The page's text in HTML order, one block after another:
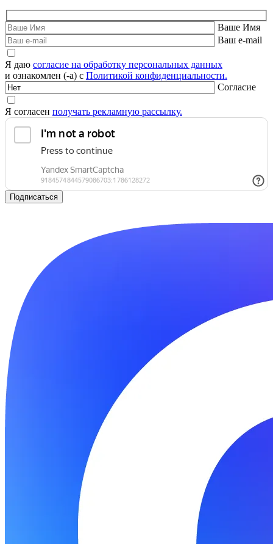
Ваше Имя
Ваш e-mail
Я даю согласие на обработку персональных данных
и ознакомлен (-а) с Политикой конфиденциальности.
Согласие
Я согласен получать рекламную рассылку.